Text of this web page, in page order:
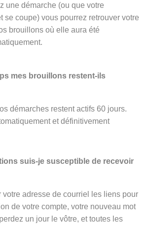
une démarche (ou que votre
se coupe) vous pourrez retrouver votre
brouillons où elle aura été
mes brouillons restent-ils
démarches restent actifs 60 jours.
et définitivement
suis-je susceptible de recevoir
votre adresse de courriel les liens pour
de votre compte, votre nouveau mot
un jour le vôtre, et toutes les